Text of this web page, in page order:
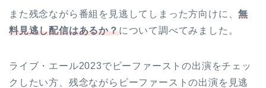
また残念ながら番組を見逃してしまった方向けに、無
料見逃し配信はあるか？について調べてみました。
ライブ・エール2023でビーファーストの出演をチェッ
クしたい方、残念ながらビーファーストの出演を見逃